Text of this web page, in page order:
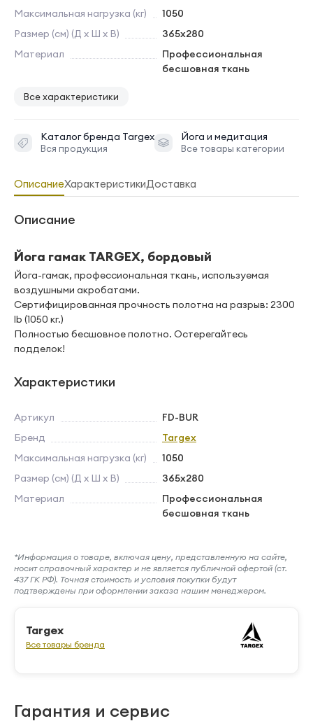
Максимальная нагрузка (кг)
1050
Размер (см) (Д х Ш х В)
365х280
Материал
Профессиональная
бесшовная ткань
Все характеристики
Каталог бренда Targex
Вся продукция
Йога и медитация
Все товары категории
ОписаниеХарактеристикиДоставка
Описание
Йога гамак TARGEX, бордовый
Йога-гамак, профессиональная ткань, используемая
воздушными акробатами.
Сертифицированная прочность полотна на разрыв: 2300
lb (1050 кг.)
Полностью бесшовное полотно. Остерегайтесь
подделок!
Характеристики
Артикул
FD-BUR
Бренд
Targex
Максимальная нагрузка (кг)
1050
Размер (см) (Д х Ш х В)
365х280
Материал
Профессиональная
бесшовная ткань
*Информация о товаре, включая цену, представленную на сайте,
носит справочный характер и не является публичной офертой (ст.
437 ГК РФ). Точная стоимость и условия покупки будут
подтверждены при оформлении заказа нашим менеджером.
Targex
Все товары бренда
Гарантия и сервис